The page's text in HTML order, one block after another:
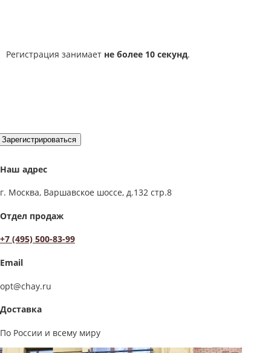
Регистрация занимает не более 10 секунд.
Зарегистрироваться
Наш адрес
г. Москва, Варшавское шоссе, д.132 стр.8
Отдел продаж
+7 (495) 500-83-99
Email
opt@chay.ru
Доставка
По России и всему миру